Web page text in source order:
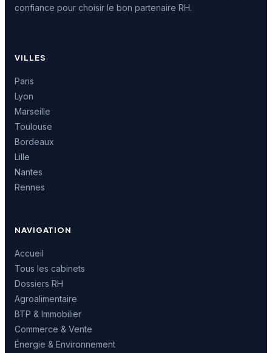
confiance pour choisir le bon partenaire RH.
VILLES
Paris
Lyon
Marseille
Toulouse
Bordeaux
Lille
Nantes
Rennes
NAVIGATION
Accueil
Tous les cabinets
Dossiers RH
Agroalimentaire
BTP & Immobilier
Commerce & Vente
Énergie & Environnement